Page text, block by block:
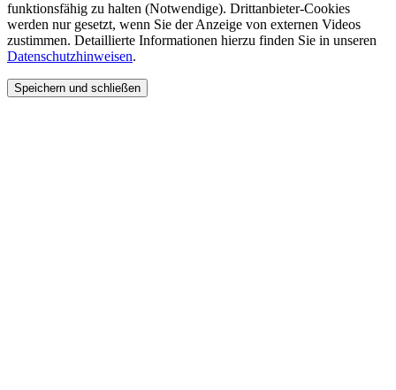
funktionsfähig zu halten (Notwendige). Drittanbieter-Cookies
werden nur gesetzt, wenn Sie der Anzeige von externen Videos
zustimmen. Detaillierte Informationen hierzu finden Sie in unseren
Datenschutzhinweisen.
Speichern und schließen